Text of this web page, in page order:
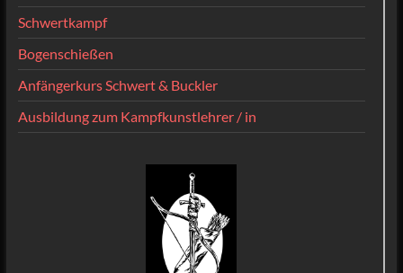
Schwertkampf
Bogenschießen
Anfängerkurs Schwert & Buckler
Ausbildung zum Kampfkunstlehrer / in